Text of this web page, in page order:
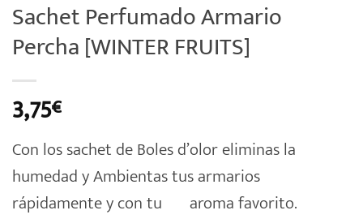
Sachet Perfumado Armario
Percha [WINTER FRUITS]
3,75€
Con los sachet de Boles d’olor eliminas la
humedad y Ambientas tus armarios
rápidamente y con tu
aroma favorito.